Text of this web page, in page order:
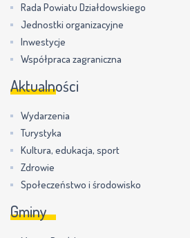
Rada Powiatu Działdowskiego
Jednostki organizacyjne
Inwestycje
Współpraca zagraniczna
Aktualności
Wydarzenia
Turystyka
Kultura, edukacja, sport
Zdrowie
Społeczeństwo i środowisko
Gminy